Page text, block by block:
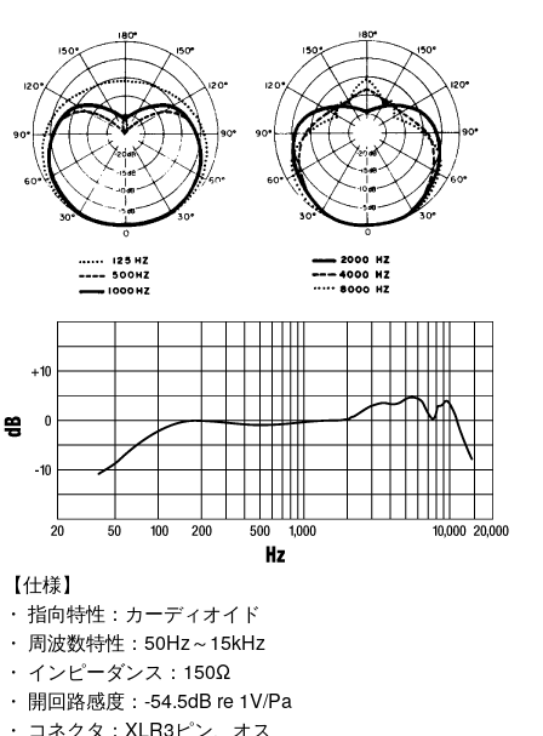
【仕様】
・ 指向特性：カーディオイド
・ 周波数特性：50Hz～15kHz
・ インピーダンス：150Ω
・ 開回路感度：-54.5dB re 1V/Pa
・ コネクタ：XLR3ピン、オス